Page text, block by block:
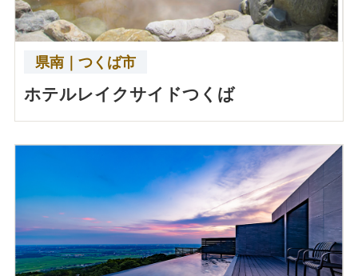
県南｜つくば市
ホテルレイクサイドつくば